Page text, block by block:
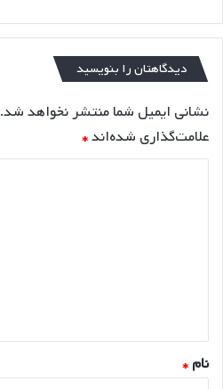
دیدگاهتان را بنویسید
نشانی ایمیل شما منتشر نخواهد شد.
علامت‌گذاری شده‌اند*
نام*